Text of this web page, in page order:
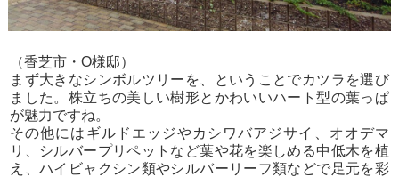
（香芝市・O様邸）
まず大きなシンボルツリーを、ということでカツラを選び
ました。株立ちの美しい樹形とかわいいハート型の葉っぱ
が魅力ですね。
その他にはギルドエッジやカシワバアジサイ、オオデマ
リ、シルバープリペットなど葉や花を楽しめる中低木を植
え、ハイビャクシン類やシルバーリーフ類などで足元を彩